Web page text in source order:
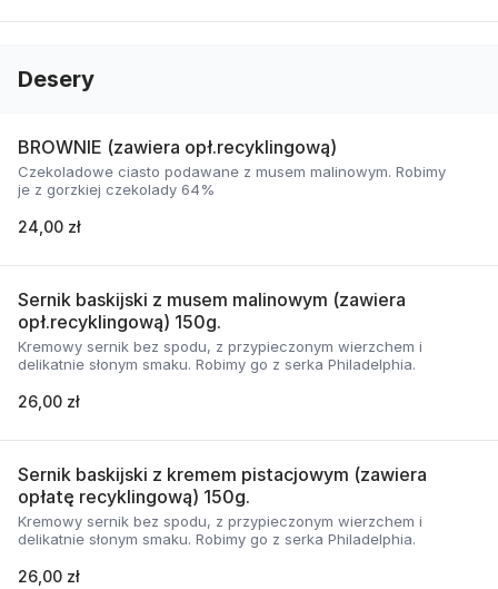
Desery
BROWNIE (zawiera opł.recyklingową)
Czekoladowe ciasto podawane z musem malinowym. Robimy
je z gorzkiej czekolady 64%
24,00 zł
Sernik baskijski z musem malinowym (zawiera
opł.recyklingową) 150g.
Kremowy sernik bez spodu, z przypieczonym wierzchem i
delikatnie słonym smaku. Robimy go z serka Philadelphia.
26,00 zł
Sernik baskijski z kremem pistacjowym (zawiera
opłatę recyklingową) 150g.
Kremowy sernik bez spodu, z przypieczonym wierzchem i
delikatnie słonym smaku. Robimy go z serka Philadelphia.
26,00 zł